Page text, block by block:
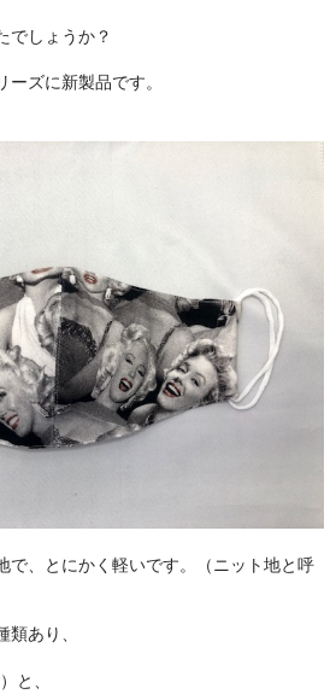
でしょうか？
ズに新製品です。
で、とにかく軽いです。（ニット地と呼
あり、
と、